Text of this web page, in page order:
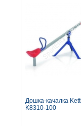
Дошка-качалка
K8310-100